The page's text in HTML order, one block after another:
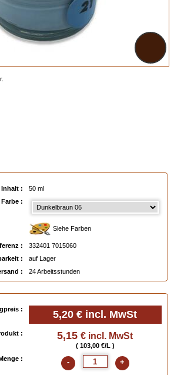
Inhalt :
50 ml
Farbe :
Siehe Farben
:
332401 7015060
:
auf Lager
:
24 Arbeitsstunden
: 5,20 € incl. MwSt
: 5,15 € incl. MwSt
( 103,00 €/L )
:
- +